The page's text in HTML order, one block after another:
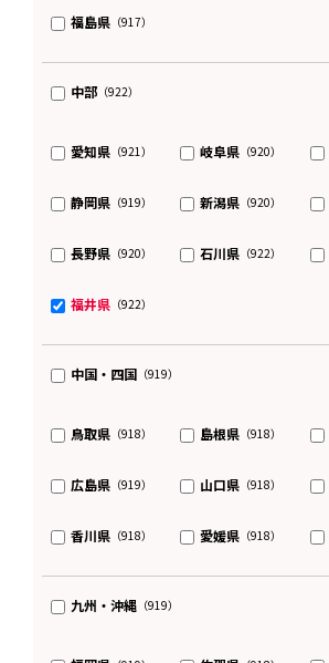
福島県（917）
中部（922）
愛知県（921） 岐阜県 （920）
静岡県（919） 新潟県 （920）
長野県（920） 石川県 （922）
福井県（922）
中国・四国（919）
鳥取県（918） 島根県 （918）
広島県（919） 山口県 （918）
香川県（918） 愛媛県 （918）
九州・沖縄（919）